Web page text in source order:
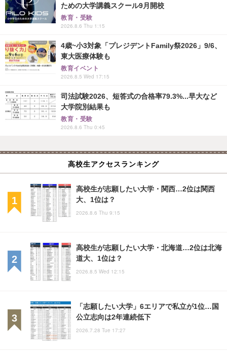
ための大学講義スクール9月開校
教育・受験
2026.8.6 Thu 1:15
4歳~小3対象「プレジデントFamily祭2026」9/6、
東大医療体験も
教育イベント
2026.8.5 Wed 17:15
司法試験2026、短答式の合格率79.3%...早大など
大学院別結果も
教育・受験
2026.8.6 Thu 0:45
高校生アクセスランキング
高校生が志願したい大学・関西…2位は関西
大、1位は？
2026.8.6 Thu 9:15
高校生が志願したい大学・北海道…2位は北海
道大、1位は？
2026.8.5 Wed 12:15
「志願したい大学」6エリアで私立が1位…国
公立志向は2年連続低下
2026.7.28 Tue 17:27